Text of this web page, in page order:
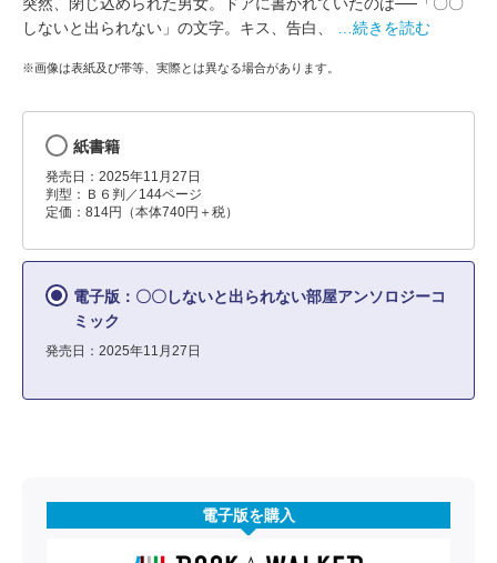
しないと出られない」の文字。キス、告白、
…続きを読む
※画像は表紙及び帯等、実際とは異なる場合があります。
紙書籍
発売日：2025年11月27日
判型：Ｂ６判／144ページ
定価：814円（本体740円＋税）
電子版：〇〇しないと出られない部屋アンソロジーコ
ミック
発売日：2025年11月27日
電子版を購入